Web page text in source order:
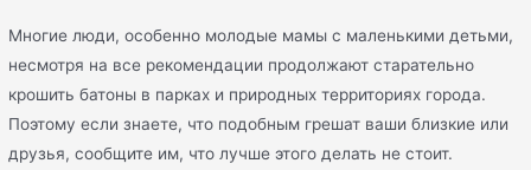
Многие люди, особенно молодые мамы с маленькими детьми,
несмотря на все рекомендации продолжают старательно
крошить батоны в парках и природных территориях города.
Поэтому если знаете, что подобным грешат ваши близкие или
друзья, сообщите им, что лучше этого делать не стоит.